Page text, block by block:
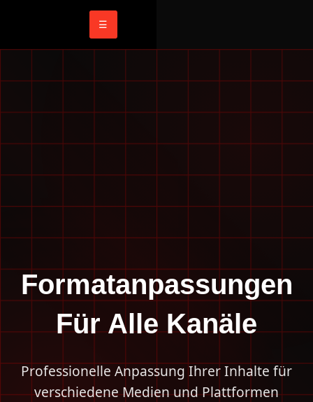
☰
Formatanpassungen
Für Alle Kanäle
Professionelle Anpassung Ihrer Inhalte für
verschiedene Medien und Plattformen